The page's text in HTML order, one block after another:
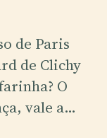
de Paris
de Clichy
O
vale a…